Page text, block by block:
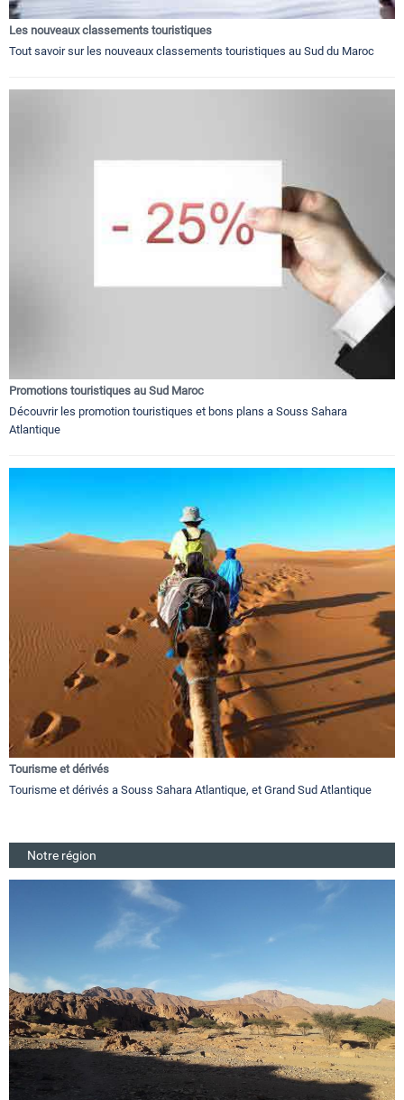
Les nouveaux classements touristiques
Tout savoir sur les nouveaux classements touristiques au Sud du Maroc
Promotions touristiques au Sud Maroc
Découvrir les promotion touristiques et bons plans a Souss Sahara
Atlantique
Tourisme et dérivés
Tourisme et dérivés a Souss Sahara Atlantique, et Grand Sud Atlantique
Notre région